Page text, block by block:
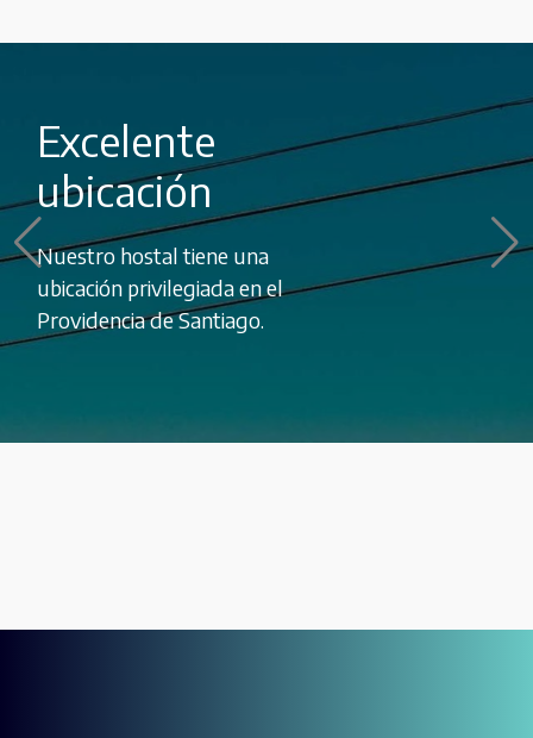
Excelente
ubicación
Nuestro hostal tiene una
ubicación privilegiada en el
Providencia de Santiago.